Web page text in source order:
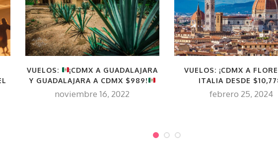
VUELOS:
¡CDMX A GUADALAJARA
Y GUADALAJARA A CDMX $989!
noviembre 16, 2022
VUELOS: ¡CDMX A
ITALIA DESDE
febrero 25, 2024